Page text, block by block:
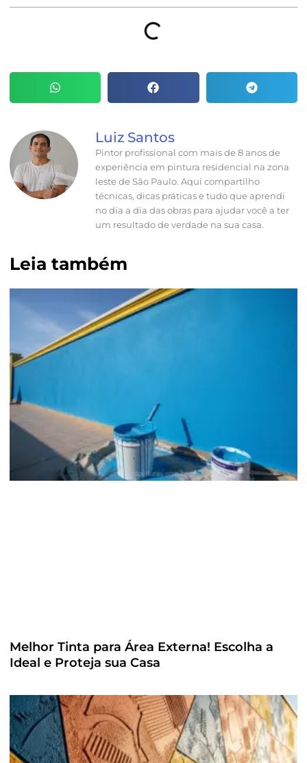
Luiz Santos
Pintor profissional com mais de 8 anos de
experiência em pintura residencial na zona
leste de São Paulo. Aqui compartilho
técnicas, dicas práticas e tudo que aprendi
no dia a dia das obras para ajudar você a ter
um resultado de verdade na sua casa.
Leia também
Melhor Tinta para Área Externa! Escolha a
Ideal e Proteja sua Casa